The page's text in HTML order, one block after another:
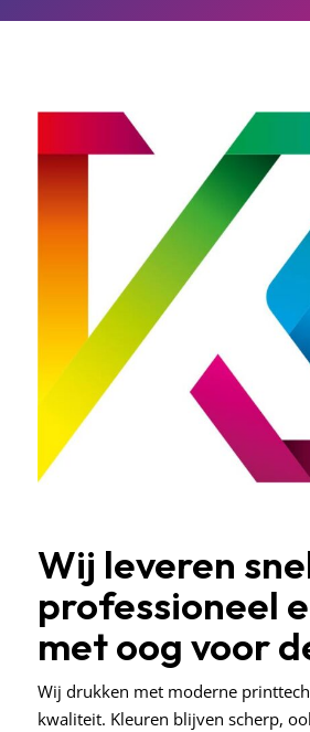
Wij leveren
professioneel
met oog voor
Wij drukken met moderne
kwaliteit. Kleuren blijven scherp,